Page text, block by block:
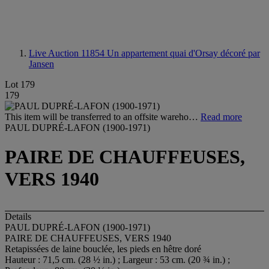
Live Auction 11854 Un appartement quai d'Orsay décoré par
Jansen
Lot 179
179
This item will be transferred to an offsite wareho… Read more
PAUL DUPRÉ-LAFON (1900-1971)
PAIRE DE CHAUFFEUSES,
VERS 1940
Details
PAUL DUPRÉ-LAFON (1900-1971)
PAIRE DE CHAUFFEUSES, VERS 1940
Retapissées de laine bouclée, les pieds en hêtre doré
Hauteur : 71,5 cm. (28 ½ in.) ; Largeur : 53 cm. (20 ¾ in.) ;